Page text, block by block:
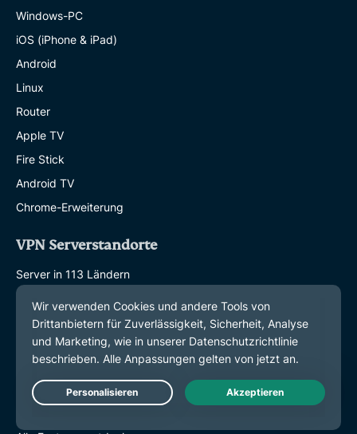
Windows-PC
iOS (iPhone & iPad)
Android
Linux
Router
Apple TV
Fire Stick
Android TV
Chrome-Erweiterung
VPN Serverstandorte
Server in 113 Ländern
UK-VPN
Kanada-VPN
Features Live Chat